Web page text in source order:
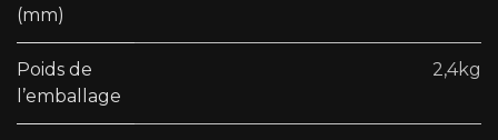
(mm)
Poids de
l’emballage
2,4kg